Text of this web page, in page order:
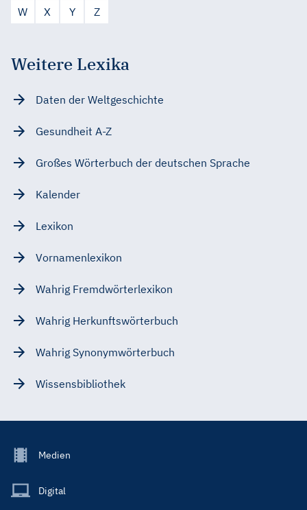
W
X Y Z
Weitere Lexika
Daten der Weltgeschichte
Gesundheit A-Z
Großes Wörterbuch der deutschen Sprache
Kalender
Lexikon
Vornamenlexikon
Wahrig Fremdwörterlexikon
Wahrig Herkunftswörterbuch
Wahrig Synonymwörterbuch
Wissensbibliothek
Footer
Main
Medien
Digital